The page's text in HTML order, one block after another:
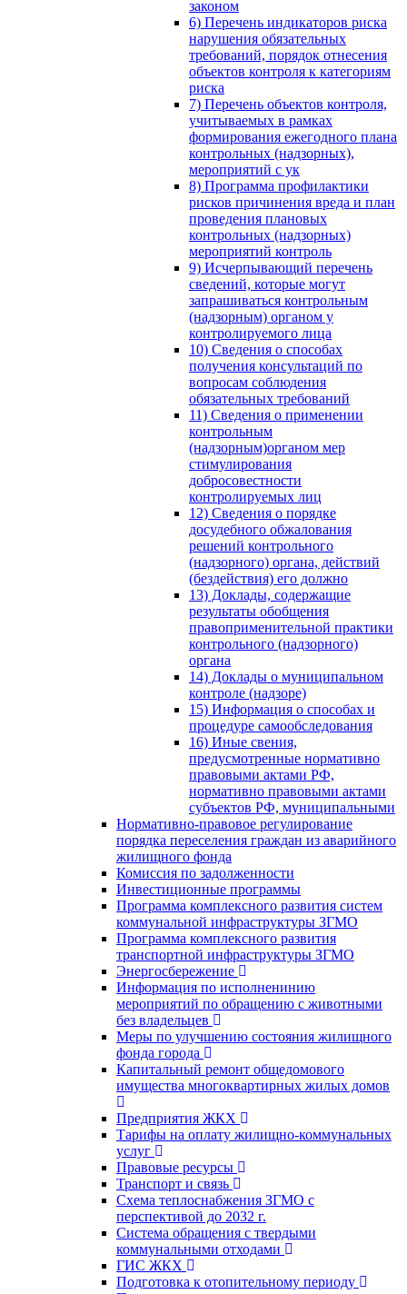
законом
6) Перечень индикаторов риска
нарушения обязательных
требований, порядок отнесения
объектов контроля к категориям
риска
7) Перечень объектов контроля,
учитываемых в рамках
формирования ежегодного плана
контрольных (надзорных),
мероприятий с ук
8) Программа профилактики
рисков причинения вреда и план
проведения плановых
контрольных (надзорных)
мероприятий контроль
9) Исчерпывающий перечень
сведений, которые могут
запрашиваться контрольным
(надзорным) органом у
контролируемого лица
10) Сведения о способах
получения консультаций по
вопросам соблюдения
обязательных требований
11) Сведения о применении
контрольным
(надзорным)органом мер
стимулирования
добросовестности
контролируемых лиц
12) Сведения о порядке
досудебного обжалования
решений контрольного
(надзорного) органа, действий
(бездействия) его должно
13) Доклады, содержащие
результаты обобщения
правоприменительной практики
контрольного (надзорного)
органа
14) Доклады о муниципальном
контроле (надзоре)
15) Информация о способах и
процедуре самообследования
16) Иные свения,
предусмотренные нормативно
правовыми актами РФ,
нормативно правовыми актами
субъектов РФ, муниципальными
Нормативно-правовое регулирование
порядка переселения граждан из аварийного
жилищного фонда
Комиссия по задолженности
Инвестиционные программы
Программа комплексного развития систем
коммунальной инфраструктуры ЗГМО
Программа комплексного развития
транспортной инфраструктуры ЗГМО
Энергосбережение
Информация по исполненинию
мероприятий по обращению с животными
без владельцев
Меры по улучшению состояния жилищного
фонда города
Капитальный ремонт общедомового
имущества многоквартирных жилых домов
Предприятия ЖКХ
Тарифы на оплату жилищно-коммунальных
услуг
Правовые ресурсы
Транспорт и связь
Схема теплоснабжения ЗГМО с
перспективой до 2032 г.
Система обращения с твердыми
коммунальными отходами
ГИС ЖКХ
Подготовка к отопительному периоду